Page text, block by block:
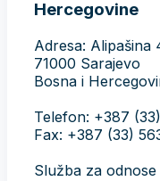
Hercegovine
Adresa: Alipašina
71000 Sarajevo
Bosna i
Telefon: +387
Fax: +387 (33)
Služba za